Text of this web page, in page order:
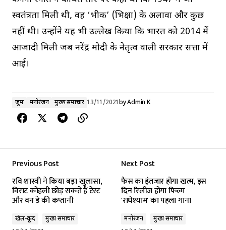
स्वतंत्रता मिली थी, वह ‘भीक’ (भिक्षा) के अलावा और कुछ
नहीं थी। उन्होंने यह भी उल्लेख किया कि भारत को 2014 में
आजादी मिली जब नरेंद्र मोदी के नेतृत्व वाली सरकार सत्ता में
आई।
जुर्म मनोरंजन मुख्य समाचार 13/11/2021byAdmin K
Previous Post
रवि शास्त्री ने किया बड़ा खुलासा,
विराट कोहली छोड़ सकते हैं टेस्ट
और वन डे की कप्तानी
खेल-कूद
मुख्य समाचार
Next Post
फैंस का इंतजार होगा खत्म, इस
दिन रिलीज होगा फिल्म
'राधेश्याम' का पहला गाना
मनोरंजन
मुख्य समाचार